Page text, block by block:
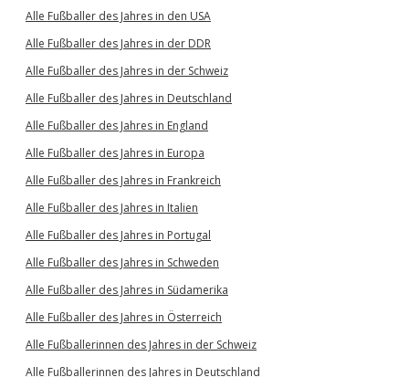
Alle Fußballer des Jahres in den USA
Alle Fußballer des Jahres in der DDR
Alle Fußballer des Jahres in der Schweiz
Alle Fußballer des Jahres in Deutschland
Alle Fußballer des Jahres in England
Alle Fußballer des Jahres in Europa
Alle Fußballer des Jahres in Frankreich
Alle Fußballer des Jahres in Italien
Alle Fußballer des Jahres in Portugal
Alle Fußballer des Jahres in Schweden
Alle Fußballer des Jahres in Südamerika
Alle Fußballer des Jahres in Österreich
Alle Fußballerinnen des Jahres in der Schweiz
Alle Fußballerinnen des Jahres in Deutschland